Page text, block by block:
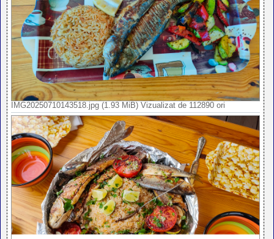
IMG20250710143518.jpg (1.93 MiB) Vizualizat de 112890 ori